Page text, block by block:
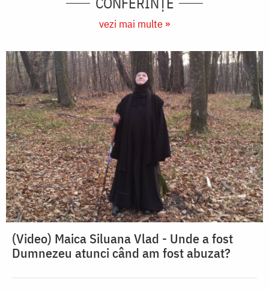
vezi mai multe »
(Video) Maica Siluana Vlad - Unde a fost
Dumnezeu atunci când am fost abuzat?